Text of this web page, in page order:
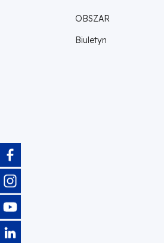
OBSZAR
Biuletyn
Obraz
Obraz
Obraz
Obraz